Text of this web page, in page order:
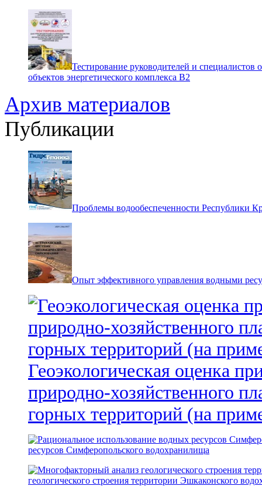
Тестирование руководителей и специалистов
объектов энергетического комплекса В2
Архив материалов
Публикации
Проблемы водообеспеченности Республики
Опыт эффективного управления водными
Геоэкологическая оценка
природно-хозяйственного
горных территорий (на
ресурсов Симферопольского водохранилища
геологического строения территории Эшкаконского